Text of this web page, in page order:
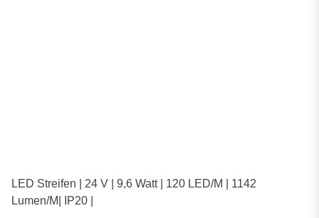
LED Streifen | 24 V | 9,6 Watt | 120 LED/M | 1142
Lumen/M| IP20 |